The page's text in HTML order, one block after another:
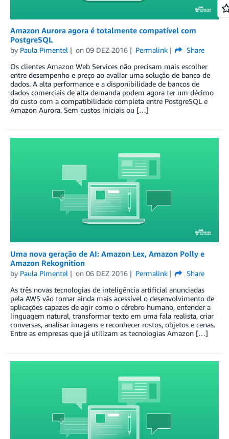
Amazon Aurora agora é totalmente compatível com
PostgreSQL
by Paula Pimentel on 09 DEZ 2016 Permalink
Share
Os clientes Amazon Web Services não precisam mais escolher
entre desempenho e preço ao avaliar uma solução de banco de
dados. A alta performance e a disponibilidade de bancos de
dados comerciais de alta demanda podem agora ter um décimo
do custo com a compatibilidade completa entre PostgreSQL e
Amazon Aurora. Sem custos iniciais ou […]
Uma nova geração de AI: Amazon Lex, Amazon Polly e
Amazon Rekognition
by Paula Pimentel on 06 DEZ 2016 Permalink
Share
As três novas tecnologias de inteligência artificial anunciadas
pela AWS vão tornar ainda mais acessível o desenvolvimento de
aplicações capazes de agir como o cérebro humano, entender a
linguagem natural, transformar texto em uma fala realista, criar
conversas, analisar imagens e reconhecer rostos, objetos e cenas.
Entre as empresas que já utilizam as tecnologias Amazon […]